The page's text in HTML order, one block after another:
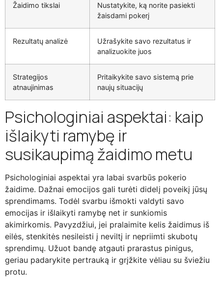
Žaidimo tikslai
Nustatykite, ką norite pasiekti
žaisdami pokerį
Rezultatų analizė
Užrašykite savo rezultatus ir
analizuokite juos
Strategijos
atnaujinimas
Pritaikykite savo sistemą prie
naujų situacijų
Psichologiniai aspektai: kaip
išlaikyti ramybę ir
susikaupimą žaidimo metu
Psichologiniai aspektai yra labai svarbūs pokerio
žaidime. Dažnai emocijos gali turėti didelį poveikį jūsų
sprendimams. Todėl svarbu išmokti valdyti savo
emocijas ir išlaikyti ramybę net ir sunkiomis
akimirkomis. Pavyzdžiui, jei pralaimite kelis žaidimus iš
eilės, stenkitės nesileisti į neviltį ir nepriimti skubotų
sprendimų. Užuot bandę atgauti prarastus pinigus,
geriau padarykite pertrauką ir grįžkite vėliau su šviežiu
protu.